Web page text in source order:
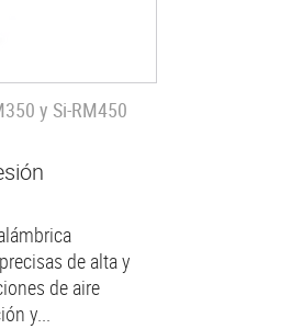
y Si-RM450
de alta y
de aire
y...